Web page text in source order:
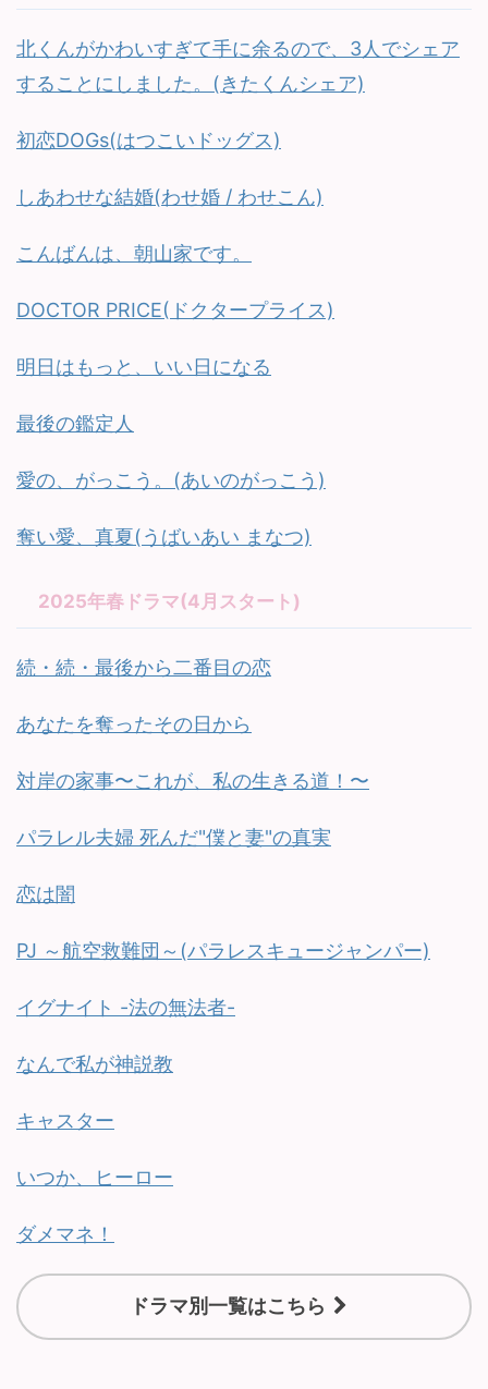
北くんがかわいすぎて手に余るので、3人でシェア
することにしました。(きたくんシェア)
初恋DOGs(はつこいドッグス)
しあわせな結婚(わせ婚 / わせこん)
こんばんは、朝山家です。
DOCTOR PRICE(ドクタープライス)
明日はもっと、いい日になる
最後の鑑定人
愛の、がっこう。(あいのがっこう)
奪い愛、真夏(うばいあい まなつ)
2025年春ドラマ(4月スタート)
続・続・最後から二番目の恋
あなたを奪ったその日から
対岸の家事〜これが、私の生きる道！〜
パラレル夫婦 死んだ"僕と妻"の真実
恋は闇
PJ ～航空救難団～(パラレスキュージャンパー)
イグナイト -法の無法者-
なんで私が神説教
キャスター
いつか、ヒーロー
ダメマネ！
ドラマ別一覧はこちら